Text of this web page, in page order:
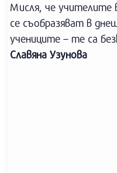
Мисля, че учителите
се съобразяват в
учениците – те са
Славяна Узунова